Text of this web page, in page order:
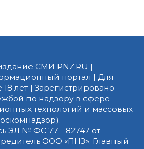
СМИ PNZ.RU |
портал | Для
лет | Зарегистрировано
по надзору в сфере
технологий и массовых
ЭЛ № ФС 77 - 82747 от
ООО «ПНЗ». Главный